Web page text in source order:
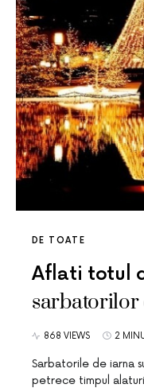
DE TOATE
Aflati totul
sarbatorilor
868 VIEWS 2
Sarbatorile de iarna
petrece timpul